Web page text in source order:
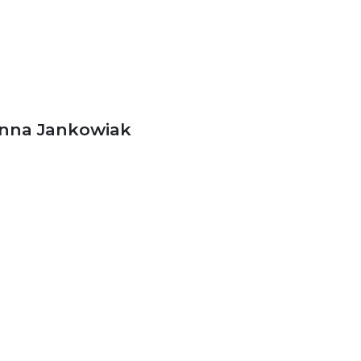
Jankowiak